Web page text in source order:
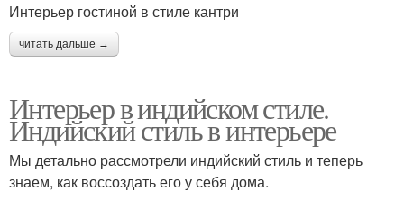
Интерьер гостиной в стиле кантри
читать дальше →
Интерьер в индийском стиле.
Индийский стиль в интерьере
Мы детально рассмотрели индийский стиль и теперь
знаем, как воссоздать его у себя дома.